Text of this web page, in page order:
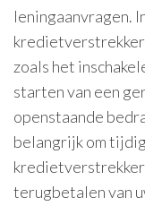
leningaanvragen.
zoals het
starten van een
openstaande
belangrijk om
terugbetalen van